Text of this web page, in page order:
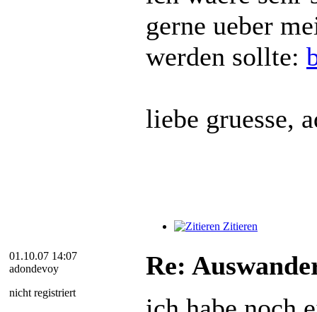
gerne ueber
werden sollte:
liebe gruesse,
Zitieren
01.10.07 14:07
adondevoy
nicht registriert
Re: